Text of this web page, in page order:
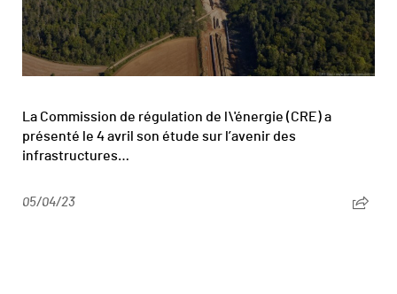
La Commission de régulation de l\'énergie (CRE) a
présenté le 4 avril son étude sur l’avenir des
infrastructures…
05/04/23